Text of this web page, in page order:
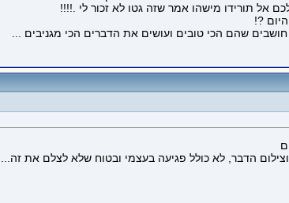
אל תורידו מישהו אמר שזה גטו לא זכור לי .!!!!
?!
שהם הכי טובים ועושים את הדברים הכי מגניבים ...
הדבר, לא כולל פגיעה בעצמי ובטוח שלא לצלם את זה.....